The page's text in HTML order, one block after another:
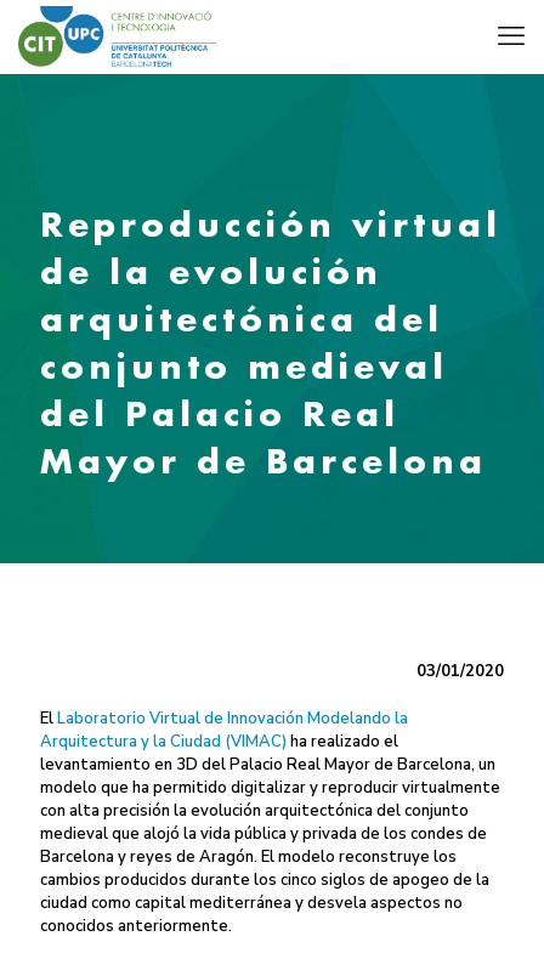
Reproducción virtual
de la evolución
arquitectónica del
conjunto medieval
del Palacio Real
Mayor de Barcelona
03/01/2020
ElLaboratorio Virtual de Innovación Modelando la
Arquitectura y la Ciudad (VIMAC) ha realizado el
levantamiento en 3D del Palacio Real Mayor de Barcelona, un
modelo que ha permitido digitalizar y reproducir virtualmente
con alta precisión la evolución arquitectónica del conjunto
medieval que alojó la vida pública y privada de los condes de
Barcelona y reyes de Aragón. El modelo reconstruye los
cambios producidos durante los cinco siglos de apogeo de la
ciudad como capital mediterránea y desvela aspectos no
conocidos anteriormente.